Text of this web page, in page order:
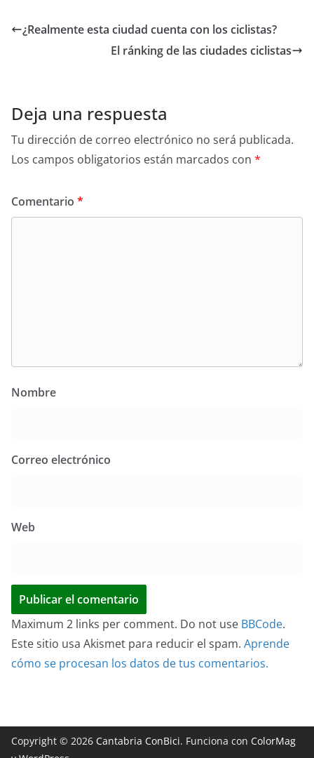
o r
¿Realmente esta ciudad cuenta con los ciclistas?
El ránking de las ciudades ciclistas
Deja una respuesta
Tu dirección de correo electrónico no será publicada.
Los campos obligatorios están marcados con *
Comentario *
Nombre
Correo electrónico
Web
Maximum 2 links per comment. Do not use BBCode.
Este sitio usa Akismet para reducir el spam. Aprende
cómo se procesan los datos de tus comentarios.
Copyright © 2026 Cantabria ConBici. Funciona con ColorMag